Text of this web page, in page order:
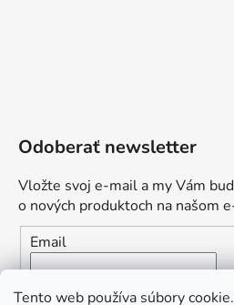
Tento web používa súbory
Odoberať newsletter
Vložte svoj e-mail a my Vám
o nových produktoch na našom
Email
Vložením e-mailu súhlasíte s